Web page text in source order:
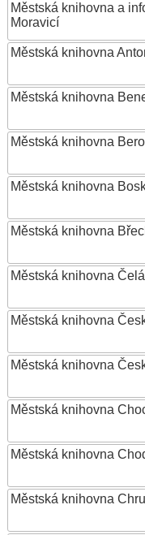
Městská knihovna a
Moravicí
Městská knihovna
Městská knihovna
Městská knihovna
Městská knihovna
Městská knihovna
Městská knihovna
Městská knihovna
Městská knihovna
Městská knihovna
Městská knihovna
Městská knihovna